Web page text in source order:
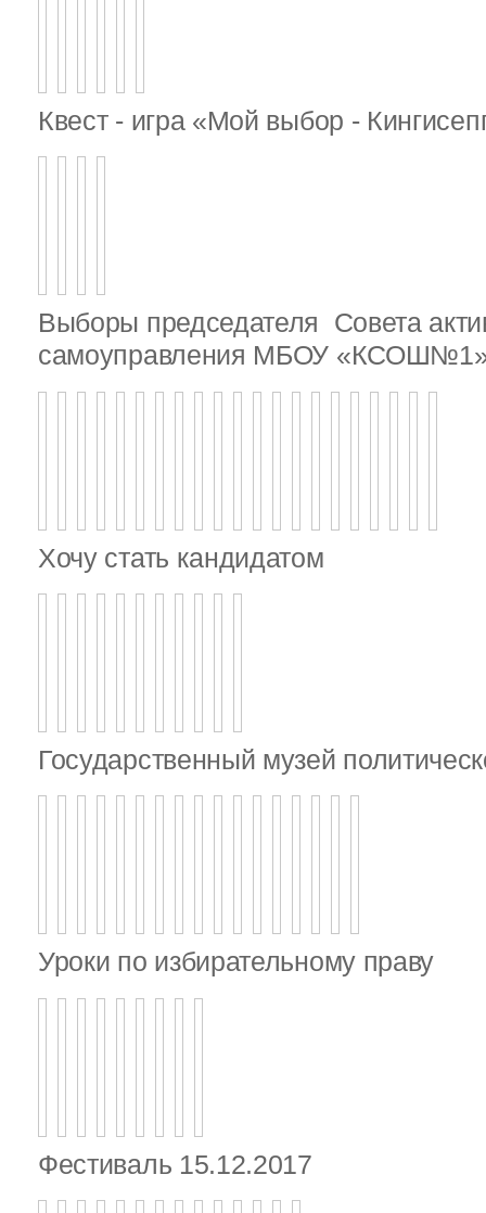
Квест - игра «Мой выбор -
Выборы председателя Совета
самоуправления МБОУ
Хочу стать кандидатом
Государственный музей
Уроки по избирательному праву
Фестиваль 15.12.2017